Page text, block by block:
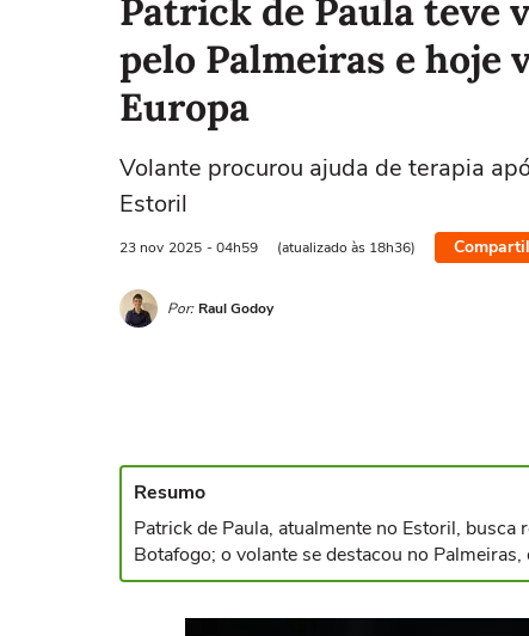
Patrick de Paula teve
pelo Palmeiras e hoje
Europa
Volante procurou ajuda de terapia
Estoril
23 nov 2025 - 04h59 (atualizado às 18h36)
Por: Raul Godoy
Resumo
Patrick de Paula, atualmente no Estoril,
Botafogo; o volante se destacou no